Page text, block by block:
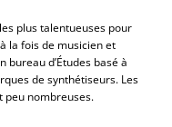
plus talentueuses pour
la fois de musicien et
bureau d’Études basé à
de synthétiseurs. Les
peu nombreuses.